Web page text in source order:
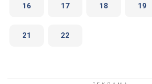
16 17 18 19
21 22